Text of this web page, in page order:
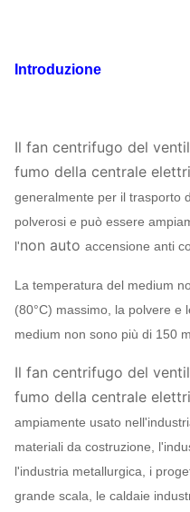
Introduzione
Il fan centrifugo del
fumo della centrale
generalmente per il trasporto
polverosi e può essere
l'non auto accensione anti
La temperatura del medium
(80°C) massimo, la polvere e
medium non sono più di 150
Il fan centrifugo del
fumo della centrale
ampiamente usato
materiali da costruzione,
l'industria metallurgica, i
grande scala, le caldaie